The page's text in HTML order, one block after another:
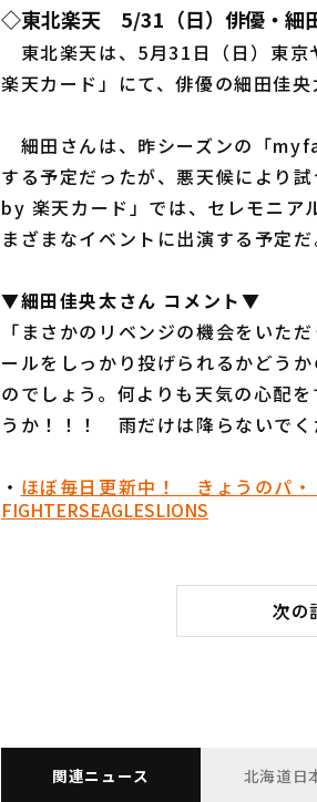
◇東北楽天 5/31（日）俳優・細
東北楽天は、5月31日（日）東
楽天カード」にて、俳優の細田佳
細田さんは、昨シーズンの「
する予定だったが、悪天候により
by 楽天カード」では、セレモニア
まざまなイベントに出演する予定
▼細田佳央太さん コメント▼
「まさかのリベンジの機会をいた
ールをしっかり投げられるかどう
のでしょう。何よりも天気の心配
うか！！！ 雨だけは降らないでく
・ ほぼ毎日更新中！ きょうのパ・
FIGHTERSEAGLESLIONS
次の
関連ニュース 北海道日